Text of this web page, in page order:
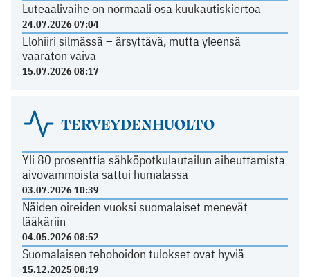
Luteaalivaihe on normaali osa kuukautiskiertoa
24.07.2026 07:04
Elohiiri silmässä – ärsyttävä, mutta yleensä
vaaraton vaiva
15.07.2026 08:17
TERVEYDENHUOLTO
Yli 80 prosenttia sähköpotkulautailun aiheuttamista
aivovammoista sattui humalassa
03.07.2026 10:39
Näiden oireiden vuoksi suomalaiset menevät
lääkäriin
04.05.2026 08:52
Suomalaisen tehohoidon tulokset ovat hyviä
15.12.2025 08:19